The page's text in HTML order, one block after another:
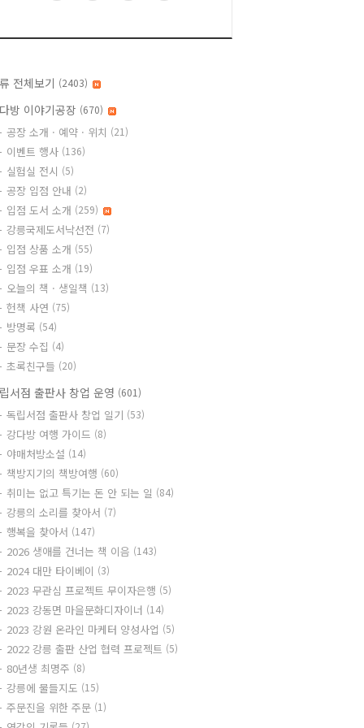
전체보기 (2403)
방 이야기공장 (670)
공장 소개 · 예약 · 위치 (21)
이벤트 행사 (136)
실험실 전시 (5)
공장 입점 안내 (2)
입점 도서 소개 (259)
강릉국제도서낙선전 (7)
입점 상품 소개 (55)
입점 우표 소개 (19)
오늘의 책 · 생일책 (13)
헌책 사연 (75)
방명록 (54)
문장 수집 (4)
초록친구들 (20)
서점 출판사 창업 운영 (601)
독립서점 출판사 창업 일기 (53)
강다방 여행 가이드 (8)
야매처방소설 (14)
책방지기의 책방여행 (60)
취미는 없고 특기는 돈 안 되는 일 (84)
강릉의 소리를 찾아서 (7)
행복을 찾아서 (147)
2026 생애를 건너는 책 이음 (143)
2024 대만 타이베이 (3)
2023 무관심 프로젝트 무이자은행 (5)
2023 강동면 마을문화디자이너 (14)
2023 강원 온라인 마케터 양성사업 (5)
2022 강릉 출판 산업 협력 프로젝트 (5)
80년생 최명주 (8)
강릉에 물들지도 (15)
주문진을 위한 주문 (1)